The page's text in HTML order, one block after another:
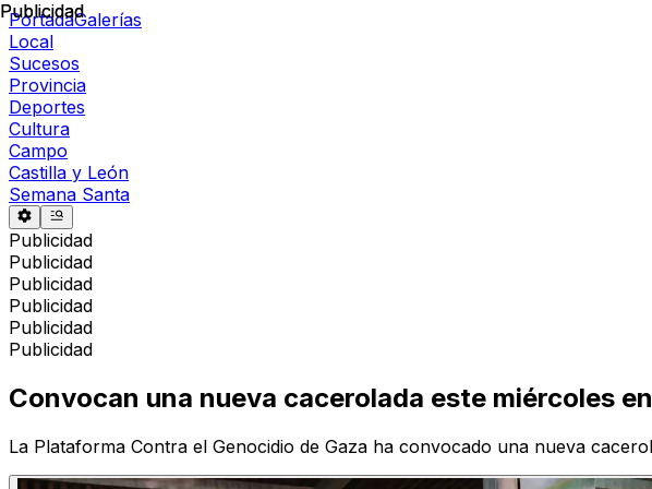
PortadaGalerías
Local
Sucesos
Provincia
Deportes
Cultura
Campo
Castilla y León
Semana Santa
Publicidad
Publicidad
Publicidad
Publicidad
Publicidad
Publicidad
Publicidad
Convocan una nueva cacerolada este miércoles
La Plataforma Contra el Genocidio de Gaza ha convocado una nueva
Publicidad